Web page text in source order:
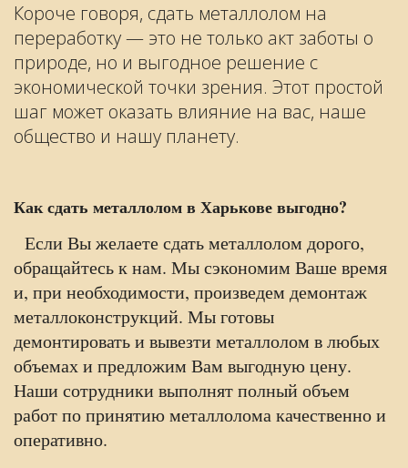
Короче говоря, сдать металлолом на
переработку — это не только акт заботы о
природе, но и выгодное решение с
экономической точки зрения. Этот простой
шаг может оказать влияние на вас, наше
общество и нашу планету.
Как сдать металлолом в Харькове выгодно?
Если Вы желаете сдать металлолом дорого,
обращайтесь к нам. Мы сэкономим Ваше время
и, при необходимости, произведем демонтаж
металлоконструкций. Мы готовы
демонтировать и вывезти металлолом в любых
объемах и предложим Вам выгодную цену.
Наши сотрудники выполнят полный объем
работ по принятию металлолома качественно и
оперативно.